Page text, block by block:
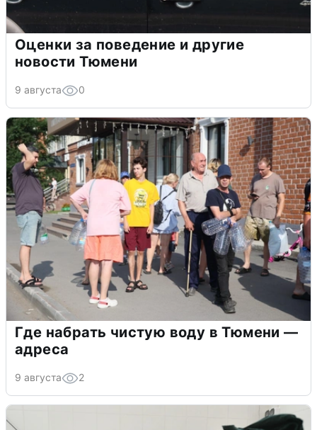
Оценки за поведение и другие
новости Тюмени
9 августа 0
Где набрать чистую воду в Тюмени —
адреса
9 августа 2